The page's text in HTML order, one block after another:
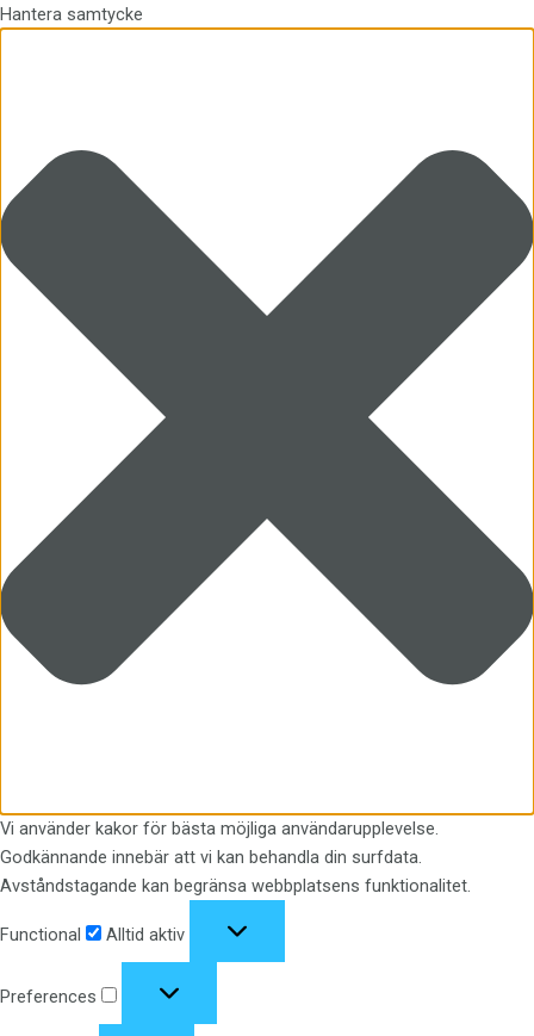
Hantera samtycke
Vi använder kakor för bästa möjliga användarupplevelse.
Godkännande innebär att vi kan behandla din surfdata.
Avståndstagande kan begränsa webbplatsens funktionalitet.
Functional
Alltid aktiv
Preferences